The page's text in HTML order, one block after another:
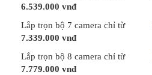
6.539.000 vnđ
Lắp trọn bộ 7 camera chỉ từ
7.339.000 vnđ
Lắp trọn bộ 8 camera chỉ từ
7.779.000 vnđ